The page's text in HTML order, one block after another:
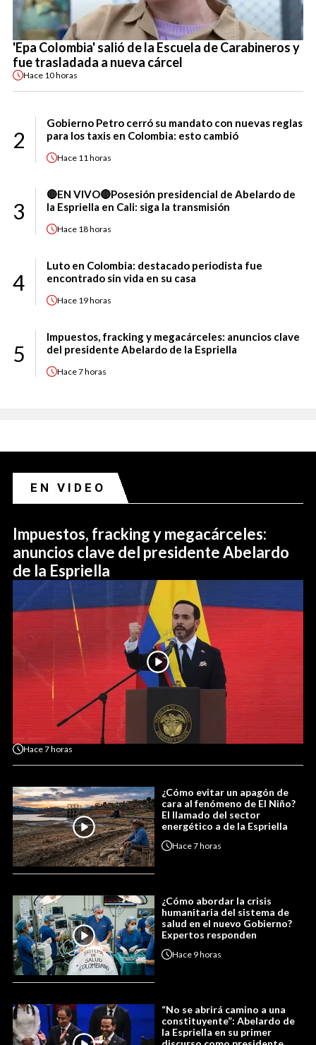
'Epa Colombia' salió de la Escuela de Carabineros y
fue trasladada a nueva cárcel
Hace 10 horas
2
Gobierno Petro cerró su mandato con nuevas reglas
para los taxis en Colombia: esto cambió
Hace 11 horas
3
🔴EN VIVO🔴Posesión presidencial de Abelardo de
la Espriella en Cali: siga la transmisión
Hace 18 horas
4
Luto en Colombia: destacado periodista fue
encontrado sin vida en su casa
Hace 19 horas
5
Impuestos, fracking y megacárceles: anuncios clave
del presidente Abelardo de la Espriella
Hace7 horas
EN VIDEO
Impuestos, fracking y megacárceles:
anuncios clave del presidente Abelardo
de la Espriella
Hace7 horas
¿Cómo evitar un apagón de
cara al fenómeno de El Niño?
El llamado del sector
energético a de la Espriella
Hace7 horas
¿Cómo abordar la crisis
humanitaria del sistema de
salud en el nuevo Gobierno?
Expertos responden
Hace 9 horas
“No se abrirá camino a una
constituyente”: Abelardo de
la Espriella en su primer